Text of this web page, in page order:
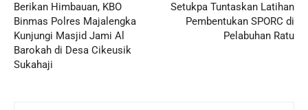
Berikan Himbauan, KBO
Binmas Polres Majalengka
Kunjungi Masjid Jami Al
Barokah di Desa Cikeusik
Sukahaji
Setukpa Tuntaskan Latihan
Pembentukan SPORC di
Pelabuhan Ratu